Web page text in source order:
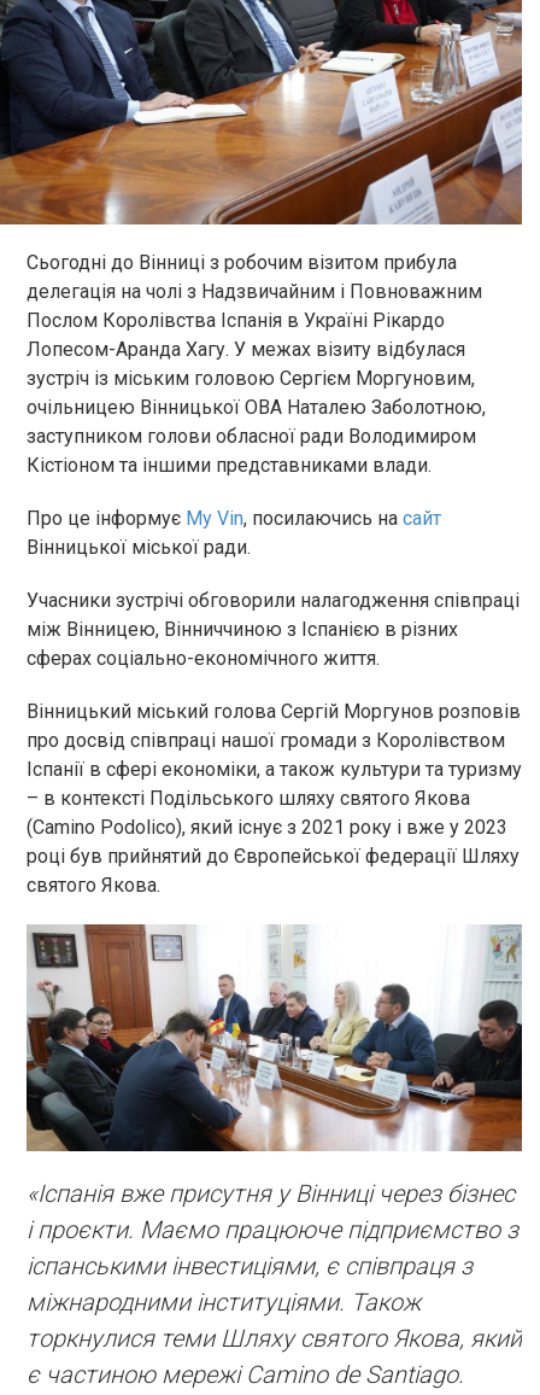
Сьогодні до Вінниці з робочим візитом прибула
делегація на чолі з Надзвичайним і Повноважним
Послом Королівства Іспанія в Україні Рікардо
Лопесом-Аранда Хагу. У межах візиту відбулася
зустріч із міським головою Сергієм Моргуновим,
очільницею Вінницької ОВА Наталею Заболотною,
заступником голови обласної ради Володимиром
Кістіоном та іншими представниками влади.
Про це інформує My Vin, посилаючись на сайт
Вінницької міської ради.
Учасники зустрічі обговорили налагодження співпраці
між Вінницею, Вінниччиною з Іспанією в різних
сферах соціально-економічного життя.
Вінницький міський голова Сергій Моргунов розповів
про досвід співпраці нашої громади з Королівством
Іспанії в сфері економіки, а також культури та туризму
– в контексті Подільського шляху святого Якова
(Camino Podolico), який існує з 2021 року і вже у 2023
році був прийнятий до Європейської федерації Шляху
святого Якова.
«Іспанія вже присутня у Вінниці через бізнес
і проєкти. Маємо працююче підприємство з
іспанськими інвестиціями, є співпраця з
міжнародними інституціями. Також
торкнулися теми Шляху святого Якова, який
є частиною мережі Camino de Santiago.